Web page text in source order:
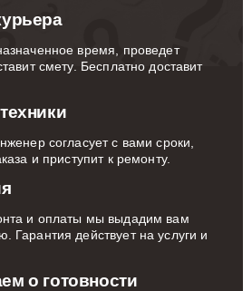
время, проведет
смету. Бесплатно доставит
согласует с вами сроки,
и приступит к ремонту.
и оплаты мы выдадим вам
Гарантия действует на услуги и
о готовности